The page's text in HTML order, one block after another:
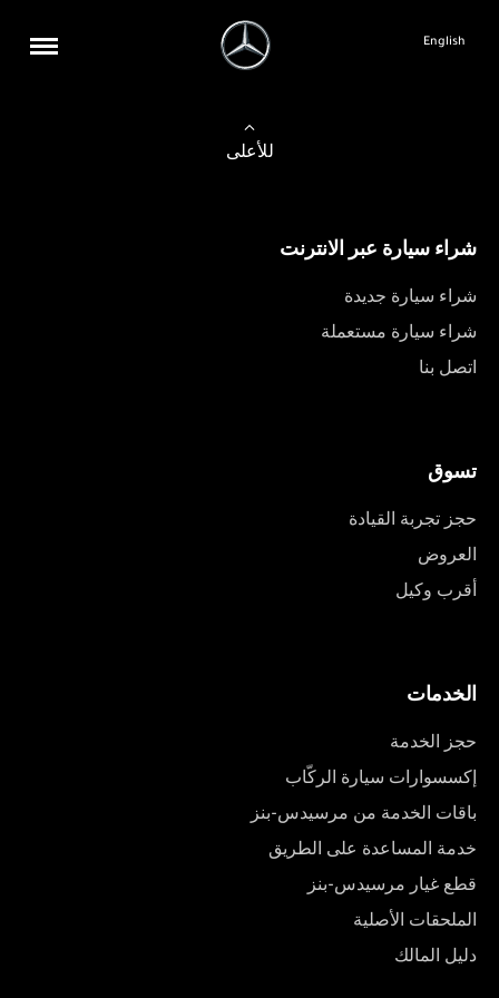
English
للأعلى
شراء سيارة عبر الانترنت
شراء سيارة جديدة
شراء سيارة مستعملة
اتصل بنا
تسوق
حجز تجربة القيادة
العروض
أقرب وكيل
الخدمات
حجز الخدمة
إكسسوارات سيارة الركّاب
باقات الخدمة من مرسيدس-بنز
خدمة المساعدة على الطريق
قطع غيار مرسيدس-بنز
الملحقات الأصلية
دليل المالك